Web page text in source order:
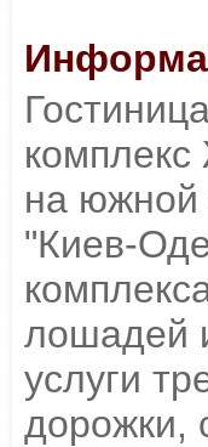
на южной
"Киев-
лошадей
услуги
дорожки,